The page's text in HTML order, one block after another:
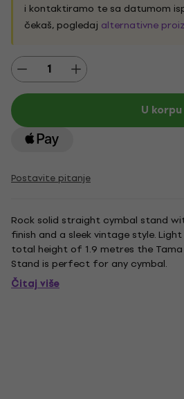
i kontaktiramo te sa datumom
čekaš, pogledaj alternativne
U korpu
Postavite pitanje
Rock solid straight cymbal stand
finish and a sleek vintage style.
total height of 1.9 metres the
Stand is perfect for any cymbal.
Čitaj više